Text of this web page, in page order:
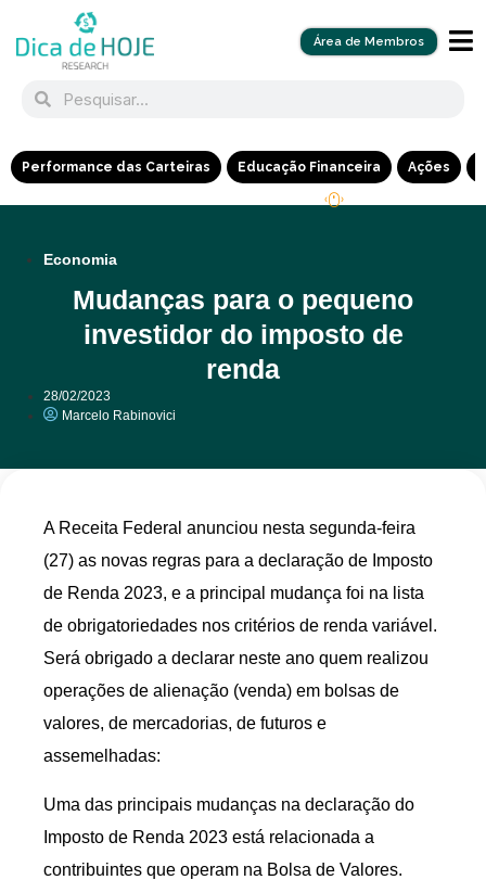
Área de Membros
Performance das Carteiras Educação Financeira Ações
Economia
Mudanças para o pequeno
investidor do imposto de
renda
28/02/2023
Marcelo Rabinovici
A Receita Federal anunciou nesta segunda-feira
(27) as novas regras para a declaração de Imposto
de Renda 2023, e a principal mudança foi na lista
de obrigatoriedades nos critérios de renda variável.
Será obrigado a declarar neste ano quem realizou
operações de alienação (venda) em bolsas de
valores, de mercadorias, de futuros e
assemelhadas:
Uma das principais mudanças na declaração do
Imposto de Renda 2023 está relacionada a
contribuintes que operam na Bolsa de Valores.